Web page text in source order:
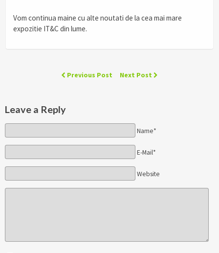
Vom continua maine cu alte noutati de la cea mai mare
expozitie IT&C din lume.
Previous Post Next Post
Leave a Reply
Name*
E-Mail*
Website